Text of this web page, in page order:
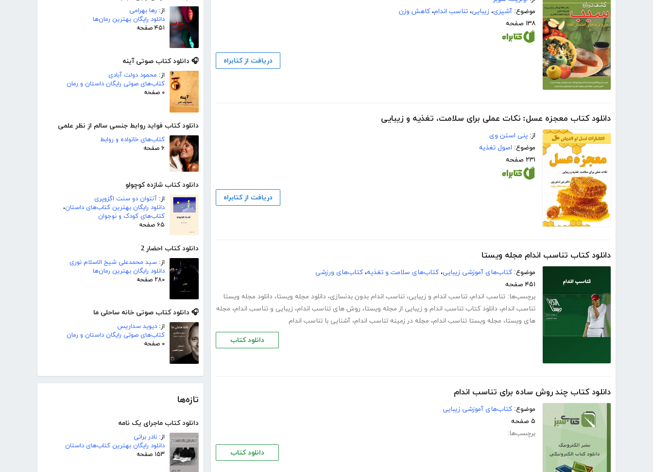
از: رها بهرامی
دانلود رایگان بهترین رمان‌ها
۴۵۱ صفحه
🎧 دانلود کتاب صوتی آینه
از: محمود دولت آبادی
کتاب‌های صوتی رایگان داستان و رمان
۰ صفحه
دانلود کتاب فواید روابط جنسی سالم از نظر علمی
کتاب‌های خانواده و روابط
۶ صفحه
دانلود کتاب شازده کوچولو
از: آنتوان دو سنت اگزوپری
دانلود رایگان بهترین کتاب‌های داستان،
کتاب‌های کودک و نوجوان
۶۵ صفحه
دانلود کتاب احضار 2
از: سید محمدعلی شیخ الاسلام نوری
دانلود رایگان بهترین رمان‌ها
۲۸۰ صفحه
🎧 دانلود کتاب صوتی خانه ساحلی ما
از: دیوید سداریس
کتاب‌های صوتی رایگان داستان و رمان
۰ صفحه
تازه‌ها
دانلود کتاب ماجرای یک نامه
از: نادر براتی
دانلود رایگان بهترین کتاب‌های داستان
۱۵۳ صفحه
موضوع: آشپزی، زیبایی، تناسب اندام، کاهش وزن
۱۳۸ صفحه
دریافت از کتابراه
دانلود کتاب معجزه عسل: نکات عملی برای سلامت، تغذیه و زیبایی
از: پنی استن وی
موضوع: اصول تغذیه
۲۳۱ صفحه
دریافت از کتابراه
دانلود کتاب تناسب اندام مجله ویستا
موضوع: کتاب‌های آموزشی زیبایی، کتاب‌های سلامت و تغذیه، کتاب‌های ورزشی
۴۵۱ صفحه
برچسب‌ها: تناسب اندام، تناسب اندام و زیبایی، تناسب اندام بدون بدنسازی، دانلود مجله ویستا، دانلود مجله ویستا
تناسب اندام، دانلود کتاب تناسب اندام و زیبایی از مجله ویستا، روش های تناسب اندام، زیبایی و تناسب اندام، مجله
های ویستا، مجله ویستا تناسب اندام، مجله در زمینه تناسب اندام، آشنایی با تناسب اندام
دانلود کتاب
دانلود کتاب چند روش ساده برای تناسب اندام
موضوع: کتاب‌های آموزشی زیبایی
۵ صفحه
برچسب‌ها:
دانلود کتاب